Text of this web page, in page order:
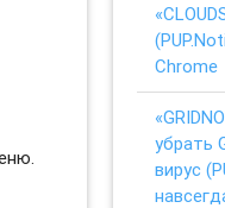
Chrome
убрать
вирус